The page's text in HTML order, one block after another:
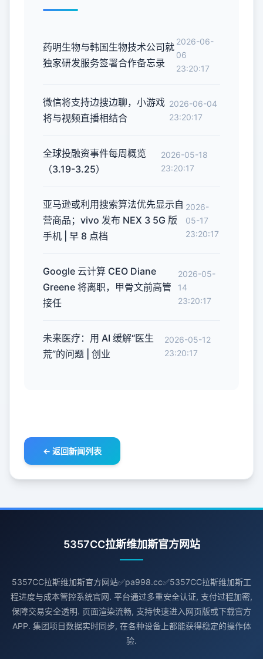
药明生物与韩国生物技术公司就
独家研发服务签署合作备忘录
2026-06-
06
23:20:17
微信将支持边搜边聊，小游戏
将与视频直播相结合
2026-06-04
23:20:17
全球投融资事件每周概览
（3.19-3.25）
2026-05-18
23:20:17
亚马逊或利用搜索算法优先显示自
营商品；vivo 发布 NEX 3 5G 版
手机 | 早 8 点档
2026-
05-17
23:20:17
Google 云计算 CEO Diane
Greene 将离职，甲骨文前高管
接任
2026-05-
14
23:20:17
未来医疗：用 AI 缓解“医生
荒”的问题 | 创业
2026-05-12
23:20:17
← 返回新闻列表
5357CC拉斯维加斯官方网站
5357CC拉斯维加斯官方网站✅pa998.cc✅5357CC拉斯维加斯工
程进度与成本管控系统官网. 平台通过多重安全认证, 支付过程加密,
保障交易安全透明. 页面渲染流畅, 支持快速进入网页版或下载官方
APP. 集团项目数据实时同步, 在各种设备上都能获得稳定的操作体
验.